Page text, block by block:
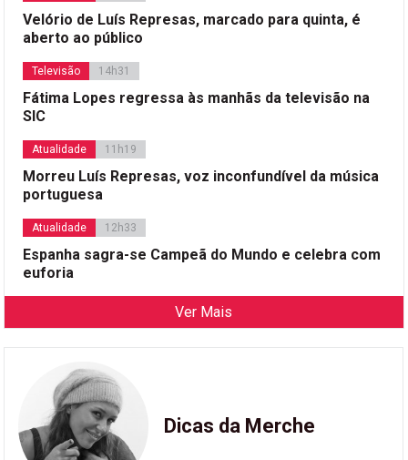
Velório de Luís Represas, marcado para quinta, é
aberto ao público
Televisão 14h31
Fátima Lopes regressa às manhãs da televisão na
SIC
Atualidade 11h19
Morreu Luís Represas, voz inconfundível da música
portuguesa
Atualidade 12h33
Espanha sagra-se Campeã do Mundo e celebra com
euforia
Ver Mais
Dicas da Merche